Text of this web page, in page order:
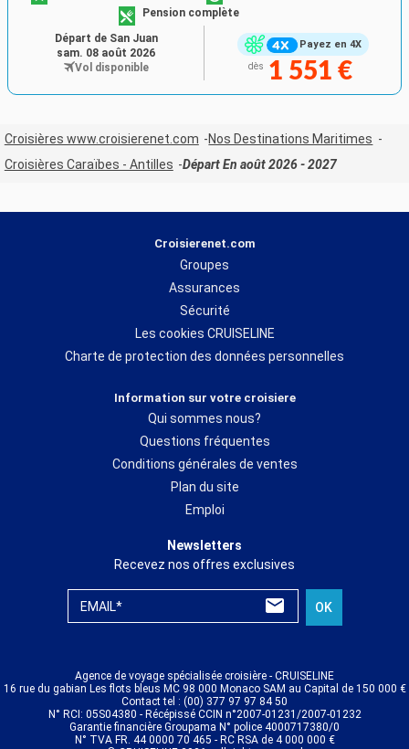
Payez en 4X
Pension complète
dès 1 551 €
Départ de San Juan
sam. 08 août 2026
Vol disponible
Croisières www.croisierenet.com
Nos Destinations Maritimes
Croisières Caraïbes - Antilles
Départ En août 2026 - 2027
Croisierenet.com
Groupes
Assurances
Sécurité
Les cookies CRUISELINE
Charte de protection des données personnelles
Information sur votre croisiere
Qui sommes nous?
Questions fréquentes
Conditions générales de ventes
Plan du site
Emploi
Newsletters
Recevez nos offres exclusives
EMAIL* OK
Agence de voyage spécialisée croisière - CRUISELINE
16 rue du gabian Les flots bleus MC 98 000 Monaco SAM au Capital de 150 000 €
Contact tel : (00) 377 97 97 84 50
N° RCI: 05S04380 - Récépissé CCIN n°2007-01231/2007-01232
Garantie financière Groupama N° police 4000717380/0
N° TVA FR. 44 0000 70 465 - RC RSA de 4 000 000 €